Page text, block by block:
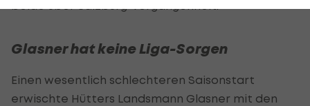
Glasner hat keine Liga-Sorgen
Einen wesentlich schlechteren Saisonstart
erwischte Hütters Landsmann Glasner mit den